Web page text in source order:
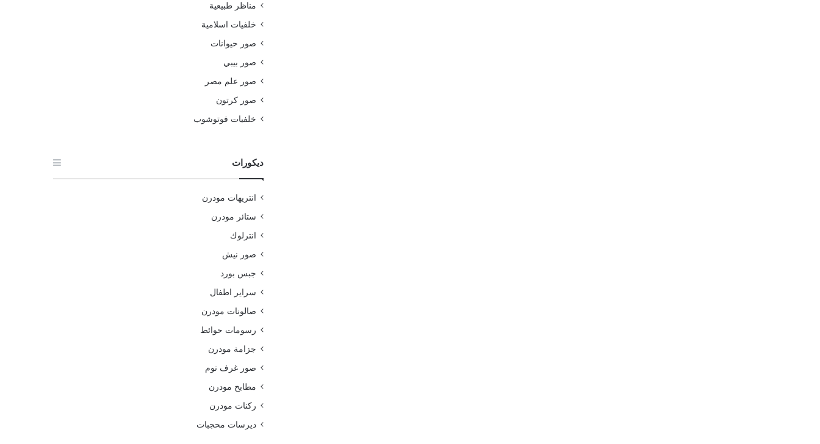
مناظر طبيعية
خلفيات اسلامية
صور حيوانات
صور بيبي
صور علم مصر
صور كرتون
خلفيات فوتوشوب
ديكورات
انتريهات مودرن
ستائر مودرن
انترلوك
صور نيش
جبس بورد
سراير اطفال
صالونات مودرن
رسومات حوائط
جزامة مودرن
صور غرف نوم
مطابخ مودرن
ركنات مودرن
ديرسات محجبات